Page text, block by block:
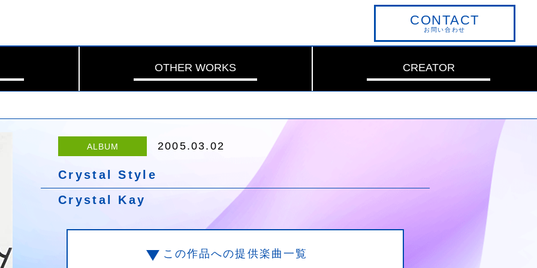
CONTACT
お問い合わせ
OTHER WORKS CREATOR
ALBUM 2005.03.02
Crystal Style
Crystal Kay
この作品への提供楽曲一覧